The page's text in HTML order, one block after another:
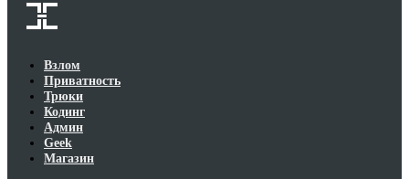
Взлом
Приватность
Трюки
Кодинг
Админ
Geek
Магазин